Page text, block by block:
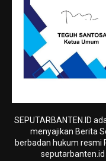
SEPUTARBANTEN.ID
menyajikan Berita
berbadan hukum resmi
seputarbanten.id